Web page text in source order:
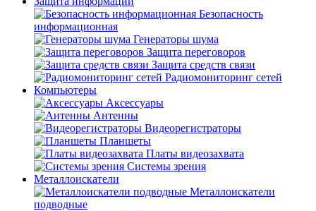
Безопасность
информационная
Генераторы шума
Защита переговоров
Защита средств связи
Радиомониторинг сетей
Компьютеры
Аксессуары
Антенны
Видеорегистраторы
Планшеты
Платы видеозахвата
Системы зрения
Металлоискатели
Металлоискатели
подводные